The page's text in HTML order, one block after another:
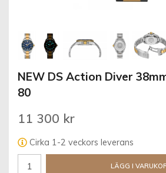
NEW DS Action Diver
80
11 300 kr
Cirka 1-2 veckors leverans
LÄGG I